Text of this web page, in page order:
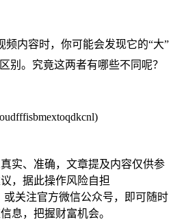
频内容时，你可能会发现它的“大”
别。究竟这两者有哪些不同呢？
实、准确，文章提及内容仅供参
，据此操作风险自担
关注官方微信公众号，即可随时
息，把握财富机会。